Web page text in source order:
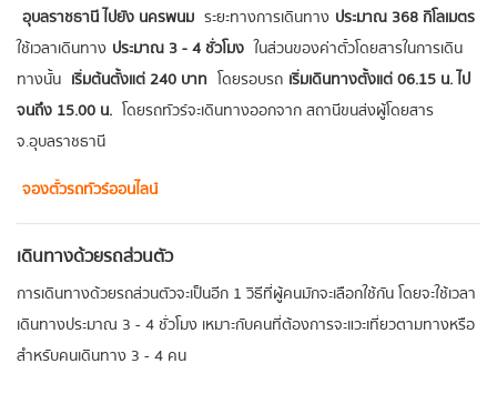
อุบลราชธานี ไปยัง นครพนม ระยะทางการเดินทาง ประมาณ 368 กิโลเมตร
ใช้เวลาเดินทาง ประมาณ 3 - 4 ชั่วโมง ในส่วนของค่าตั๋วโดยสารในการเดิน
ทางนั้น เริ่มต้นตั้งแต่ 240 บาท โดยรอบรถ เริ่มเดินทางตั้งแต่ 06.15 น. ไป
จนถึง 15.00 น. โดยรถทัวร์จะเดินทางออกจาก สถานีขนส่งผู้โดยสาร
จ.อุบลราชธานี
จองตั๋วรถทัวร์ออนไลน์
เดินทางด้วยรถส่วนตัว
การเดินทางด้วยรถส่วนตัวจะเป็นอีก 1 วิธีที่ผู้คนมักจะเลือกใช้กัน โดยจะใช้เวลา
เดินทางประมาณ 3 - 4 ชั่วโมง เหมาะกับคนที่ต้องการจะแวะเที่ยวตามทางหรือ
สำหรับคนเดินทาง 3 - 4 คน